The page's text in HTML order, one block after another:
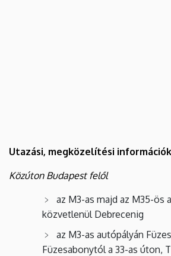
Utazási, megközelítési információk
Közúton Budapest felől
az M3-as majd az M35-ös
közvetlenül Debrecenig
az M3-as autópályán
Füzesabonytól a 33-as úton,